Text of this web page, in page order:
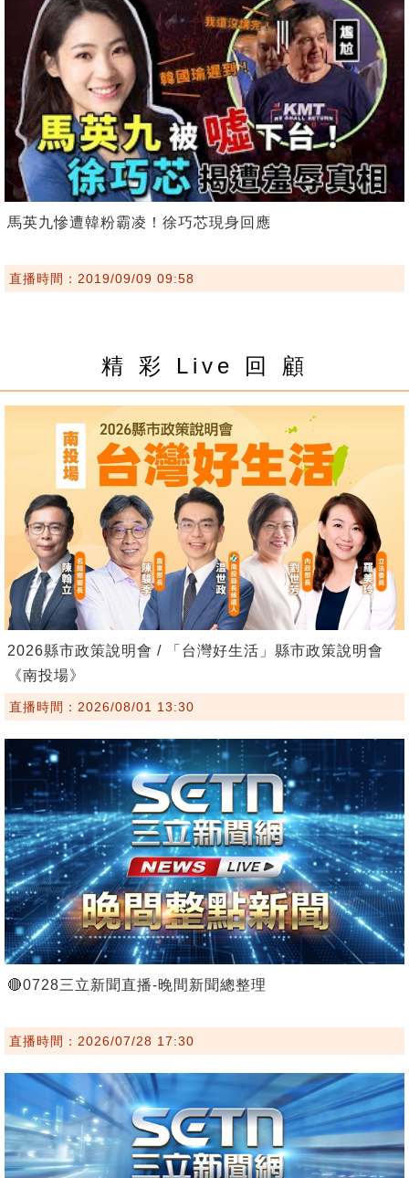
馬英九慘遭韓粉霸凌！徐巧芯現身回應
直播時間：2019/09/09 09:58
精 彩 Live 回 顧
2026縣市政策說明會 / 「台灣好生活」縣市政策說明會
《南投場》
直播時間：2026/08/01 13:30
🔴0728三立新聞直播-晚間新聞總整理
直播時間：2026/07/28 17:30